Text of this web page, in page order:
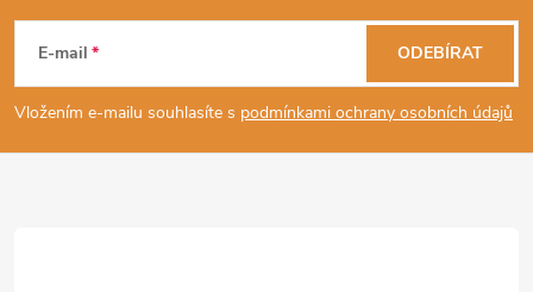
p
a
E-mail
Vložením e-mailu souhlasíte s podmínkami ochrany osobních údajů
ODEBÍRAT